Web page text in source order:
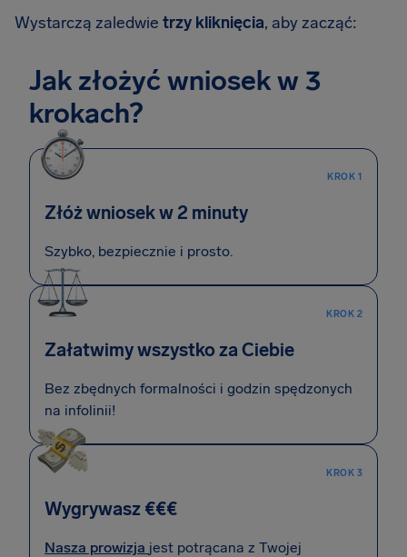
Wystarczą zaledwie trzy kliknięcia, aby zacząć:
Jak złożyć wniosek w 3
krokach?
KROK 1
Złóż wniosek w 2 minuty
Szybko, bezpiecznie i prosto.
KROK 2
Załatwimy wszystko za Ciebie
Bez zbędnych formalności i godzin spędzonych
na infolinii!
KROK 3
Wygrywasz €€€
Nasza prowizja jest potrącana z Twojej